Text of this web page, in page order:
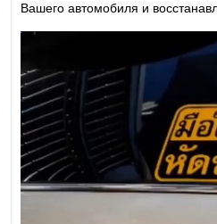
неодимовый
3D ручка
Вашего автомобиля и